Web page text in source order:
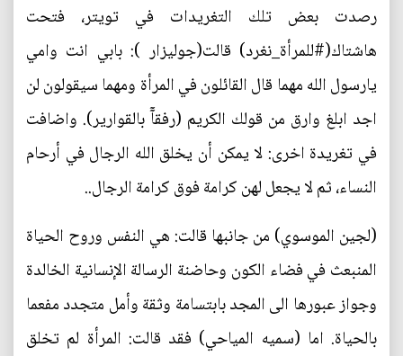
رصدت بعض تلك التغريدات في تويتر، فتحت
هاشتاك(#للمرأة_نغرد) قالت(جوليزار ): بابي انت وامي
يارسول الله مهما قال القائلون في المرأة ومهما سيقولون لن
اجد ابلغ وارق من قولك الكريم (رفقآٓ بالقوارير). واضافت
في تغريدة اخرى: لا يمكن أن يخلق الله الرجال في أرحام
النساء، ثم لا يجعل لهن كرامة فوق كرامة الرجال..
(لجين الموسوي) من جانبها قالت: هي النفس وروح الحياة
المنبعث في فضاء الكون وحاضنة الرسالة الإنسانية الخالدة
وجواز عبورها الى المجد بابتسامة وثقة وأمل متجدد مفعما
بالحياة. اما (سميه المياحي‏) فقد قالت: المرأة لم تخلق